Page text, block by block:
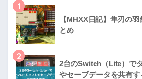
1
【MHXX日記】隼刃の
とめ
2
2台のSwitch（Lite）で
やセーブデータを共有す